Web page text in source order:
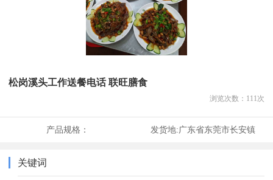
松岗溪头工作送餐电话 联旺膳食
浏览次数： 111 次
产品规格： 发货地:广东省东莞市长安镇
关键词